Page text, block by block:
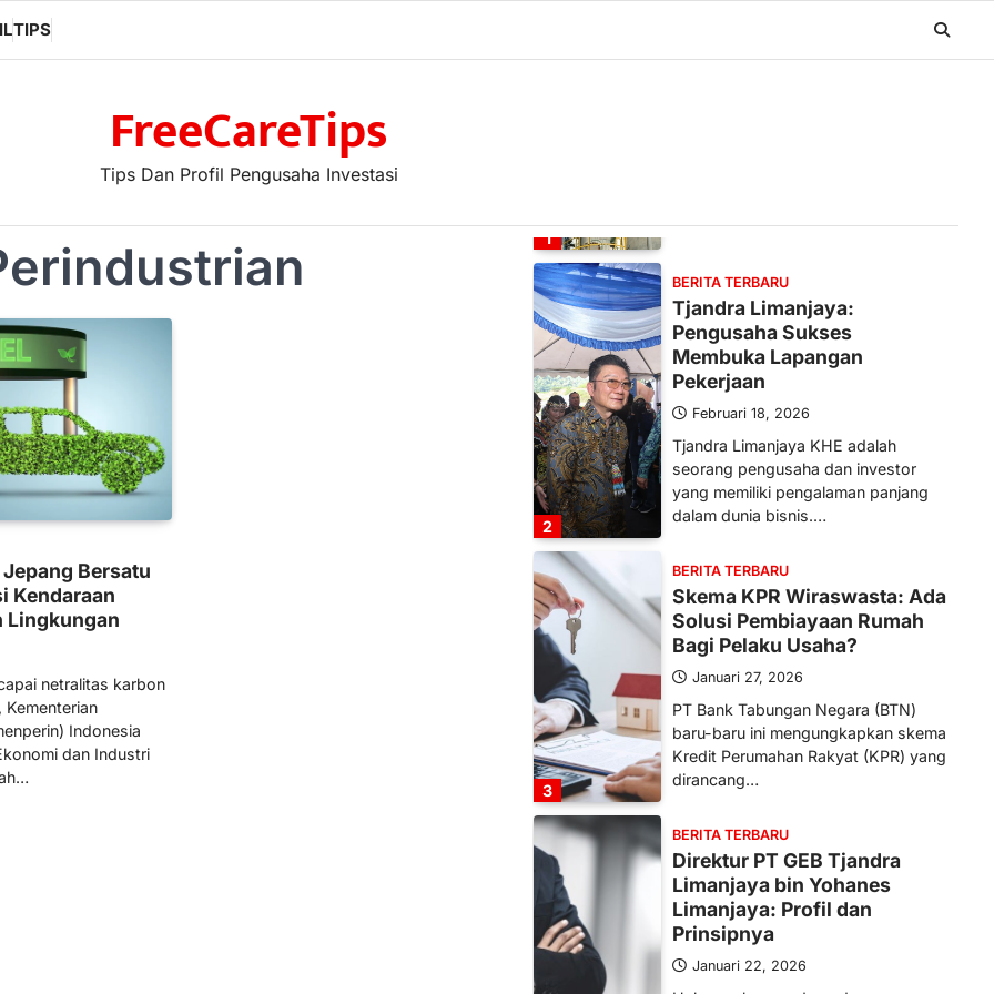
TIPS
FreeCareTips
Tips Dan Profil Pengusaha Investasi
Bersatu
Kendaraan
Lingkungan
netralitas karbon
Indonesia
dan Industri
1
situasi…
2
BERITA TERBARU
Tjandra Limanjaya:
Pengusaha Sukses
Membuka Lapangan
Pekerjaan
Februari 18, 2026
Tjandra Limanjaya KHE adalah
seorang pengusaha dan investor
yang memiliki pengalaman panjang
dalam dunia bisnis.…
3
BERITA TERBARU
Skema KPR Wiraswasta: Ada
Solusi Pembiayaan Rumah
Bagi Pelaku Usaha?
Januari 27, 2026
PT Bank Tabungan Negara (BTN)
baru-baru ini mengungkapkan skema
Kredit Perumahan Rakyat (KPR) yang
dirancang…
BERITA TERBARU
Direktur PT GEB Tjandra
Limanjaya bin Yohanes
Limanjaya: Profil dan
Prinsipnya
Januari 22, 2026